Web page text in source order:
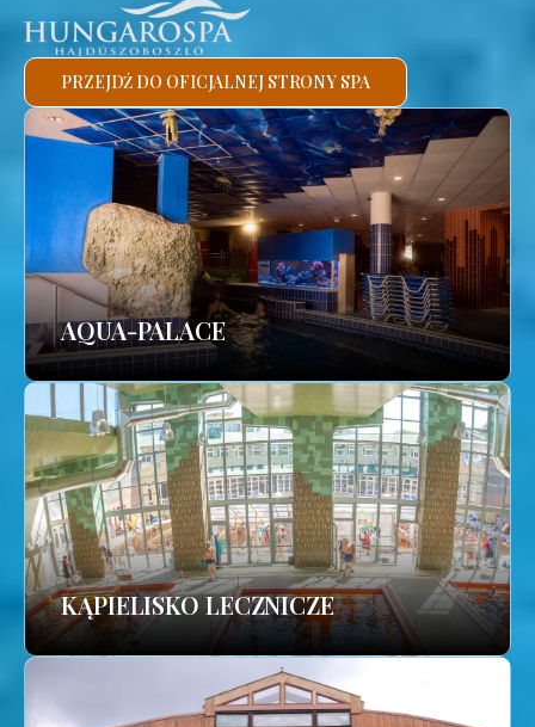
PRZEJDŹ DO OFICJALNEJ STRONY SPA
AQUA-PALACE
KĄPIELISKO LECZNICZE